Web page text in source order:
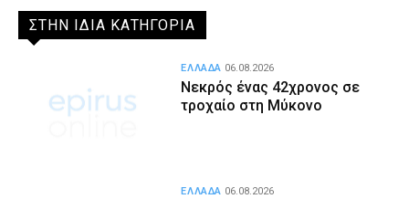
ΣΤΗΝ ΙΔΙΑ ΚΑΤΗΓΟΡΙΑ
Νεκρός ένας 42χρονος σε
τροχαίο στη Μύκονο
ΕΛΛΑΔΑ 06.08.2026
ΕΛΛΑΔΑ 06.08.2026